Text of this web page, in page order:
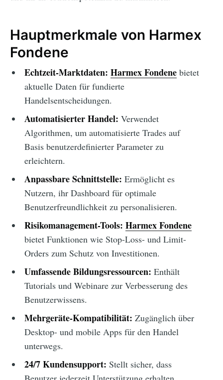
Hauptmerkmale von Harmex
Fondene
Echtzeit-Marktdaten: Harmex Fondenebietet
aktuelle Daten für fundierte
Handelsentscheidungen.
Automatisierter Handel: Verwendet
Algorithmen, um automatisierte Trades auf
Basis benutzerdefinierter Parameter zu
erleichtern.
Anpassbare Schnittstelle: Ermöglicht es
Nutzern, ihr Dashboard für optimale
Benutzerfreundlichkeit zu personalisieren.
Risikomanagement-Tools: Harmex Fondene
bietet Funktionen wie Stop-Loss- und Limit-
Orders zum Schutz von Investitionen.
Umfassende Bildungsressourcen: Enthält
Tutorials und Webinare zur Verbesserung des
Benutzerwissens.
Mehrgeräte-Kompatibilität: Zugänglich über
Desktop- und mobile Apps für den Handel
unterwegs.
24/7 Kundensupport: Stellt sicher, dass